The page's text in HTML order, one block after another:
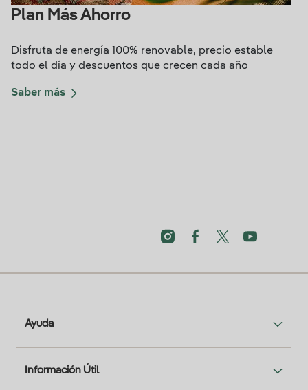
Plan Más Ahorro
Disfruta de energía 100% renovable, precio estable
todo el día y descuentos que crecen cada año
Saber más
Ayuda
Información Útil